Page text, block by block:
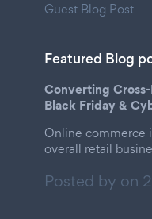
Guest Blog Post
Featured Blog
Converting
Black Friday &
Online commerce
overall retail
Posted by on